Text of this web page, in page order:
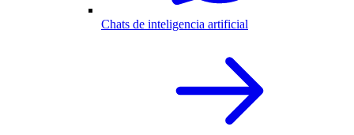
Chats de inteligencia artificial